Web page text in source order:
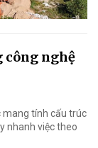
công nghệ
tính cấu trúc
nhanh việc theo